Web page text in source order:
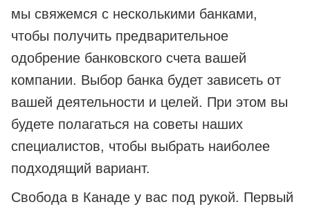
мы свяжемся с несколькими банками,
чтобы получить предварительное
одобрение банковского счета вашей
компании. Выбор банка будет зависеть от
вашей деятельности и целей. При этом вы
будете полагаться на советы наших
специалистов, чтобы выбрать наиболее
подходящий вариант.
Свобода в Канаде у вас под рукой. Первый